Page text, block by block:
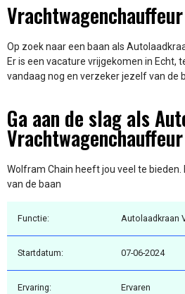
Op zoek naar een baan als
Er is een vacature vrijgekomen in Echt,
vandaag nog en verzeker jezelf van de
Ga aan de slag als
Vrachtwagenchauffeur
Wolfram Chain heeft jou veel te bieden.
van de baan
Functie: Autolaadkraan
Startdatum: 07-06-2024
Ervaring: Ervaren